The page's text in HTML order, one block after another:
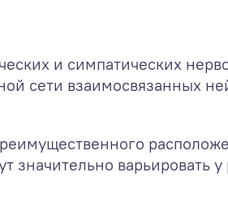
и симпатических
сети взаимосвязанных
значительно варьировать у